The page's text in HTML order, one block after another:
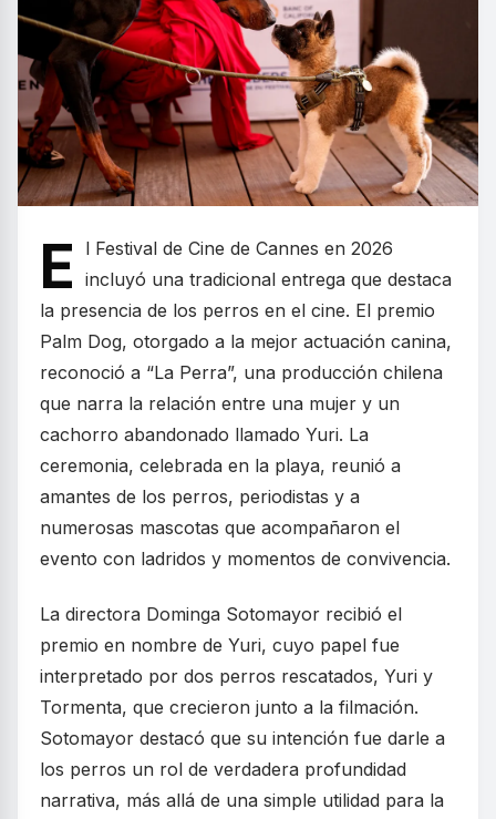
E
l Festival de Cine de Cannes en 2026
incluyó una tradicional entrega que destaca
la presencia de los perros en el cine. El premio
Palm Dog, otorgado a la mejor actuación canina,
reconoció a “La Perra”, una producción chilena
que narra la relación entre una mujer y un
cachorro abandonado llamado Yuri. La
ceremonia, celebrada en la playa, reunió a
amantes de los perros, periodistas y a
numerosas mascotas que acompañaron el
evento con ladridos y momentos de convivencia.
La directora Dominga Sotomayor recibió el
premio en nombre de Yuri, cuyo papel fue
interpretado por dos perros rescatados, Yuri y
Tormenta, que crecieron junto a la filmación.
Sotomayor destacó que su intención fue darle a
los perros un rol de verdadera profundidad
narrativa, más allá de una simple utilidad para la